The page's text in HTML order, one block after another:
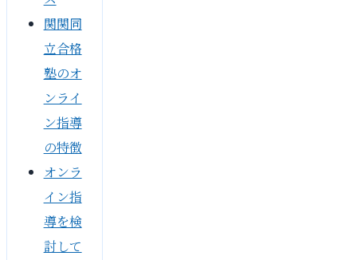
関関同
立合格
塾のオ
ンライ
ン指導
の特徴
オンラ
イン指
導を検
討して